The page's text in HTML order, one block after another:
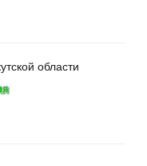
области